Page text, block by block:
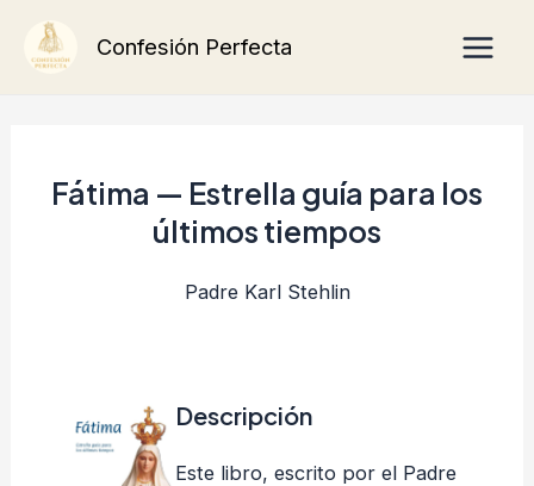
Confesión Perfecta
Fátima — Estrella guía para los
últimos tiempos
Padre Karl Stehlin
Descripción
Este libro, escrito por el Padre